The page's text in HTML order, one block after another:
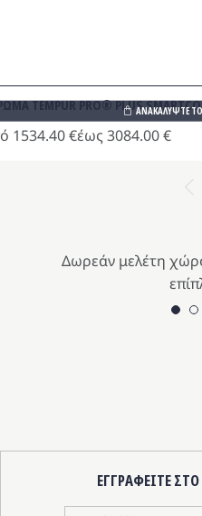
TEMPUR PRO® PLUS
1534.40€έως 3084.00€
ΑΝΑΚΑΛΥΨΤΕ ΤΟ
Δωρεάν μελέτη
ΕΓΓΡΑΦΕΙΤΕ ΣΤΟ